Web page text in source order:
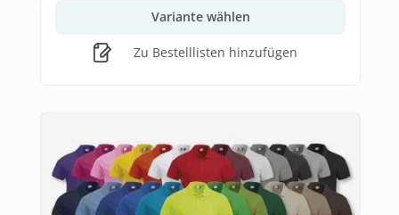
Variante wählen
Zu Bestelllisten hinzufügen